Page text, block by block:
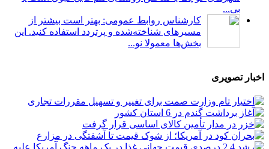
بی...
کارشناس روابط عمومی: بهتر است بیشتر از
مسیرهای شناخته‌شده و پرتردد استفاده کنید. این
بخش‌ها معمولا نو...
اخبار تصویری